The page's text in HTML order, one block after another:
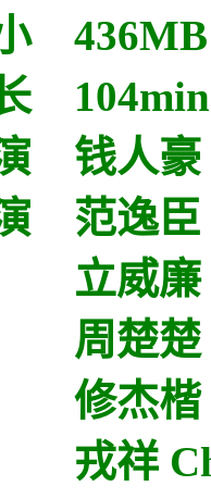
436MB
人豪
逸臣
楷